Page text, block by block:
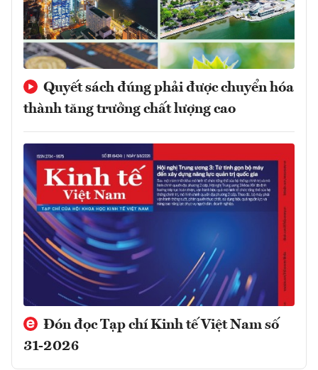
Quyết sách đúng phải được chuyển hóa
thành tăng trưởng chất lượng cao
Đón đọc Tạp chí Kinh tế Việt Nam số
31-2026